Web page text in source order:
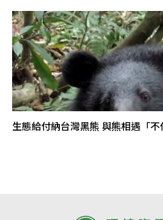
生態給付納台灣黑熊 與熊相遇「不